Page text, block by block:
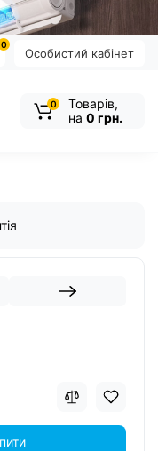
Особистий кабінет
0
0
Товарів,
на 0 грн.